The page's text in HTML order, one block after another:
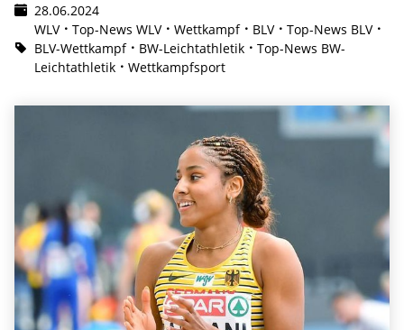
28.06.2024
WLV
Top-News WLV Wettkampf BLV
Top-News BLV
BLV-Wettkampf
BW-Leichtathletik
Top-News BW-
Leichtathletik
Wettkampfsport